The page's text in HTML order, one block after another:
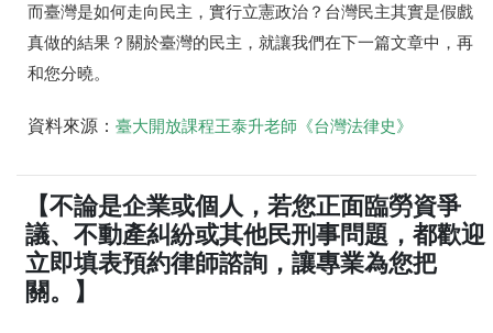
而臺灣是如何走向民主，實行立憲政治？台灣民主其實是假戲
真做的結果？關於臺灣的民主，就讓我們在下一篇文章中，再
和您分曉。
資料來源： 臺大開放課程王泰升老師《台灣法律史》
【不論是企業或個人，若您正面臨勞資爭
議、不動產糾紛或其他民刑事問題，都歡迎
立即填表預約律師諮詢，讓專業為您把
關。】